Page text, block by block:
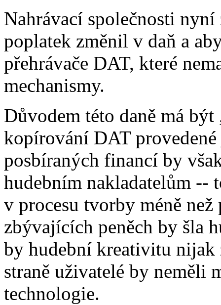
Nahrávací společnosti
poplatek změnil v daň a
přehrávače DAT, které
mechanismy.
Důvodem této daně má
kopírování DAT
posbíraných financí by
hudebním nakladatelům --
v procesu tvorby méně
zbývajících peněch by šla
by hudební kreativitu nijak
straně uživatelé by neměli
technologie.